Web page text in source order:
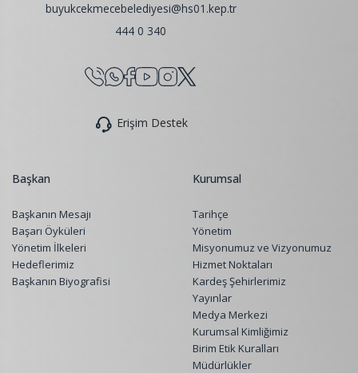
buyukcekmecebelediyesi@hs01.kep.tr
444 0 340
Erişim Destek
Başkan
Başkanın Mesajı
Başarı Öyküleri
Yönetim İlkeleri
Hedeflerimiz
Başkanın Biyografisi
Kurumsal
Tarihçe
Yönetim
Misyonumuz ve Vizyonumuz
Hizmet Noktaları
Kardeş Şehirlerimiz
Yayınlar
Medya Merkezi
Kurumsal Kimliğimiz
Birim Etik Kuralları
Müdürlükler